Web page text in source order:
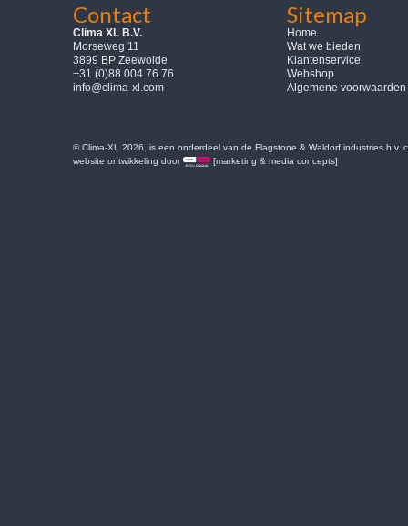
Contact
Clima XL B.V.
Morseweg 11
3899 BP Zeewolde
+31 (0)88 004 76 76
info@clima-xl.com
Sitemap
Home
Wat we bieden
Klantenservice
Webshop
Algemene voorwaarden
© Clima-XL 2026, is een onderdeel van de Flagstone & Waldorf industries b.v.
website ontwikkeling door
[marketing & media concepts]